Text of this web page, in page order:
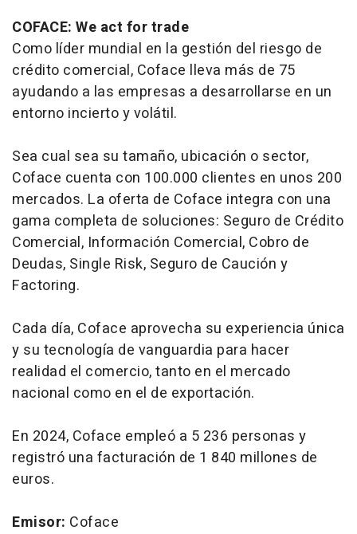
COFACE: We act for trade
Como líder mundial en la gestión del riesgo de
crédito comercial, Coface lleva más de 75
ayudando a las empresas a desarrollarse en un
entorno incierto y volátil.
Sea cual sea su tamaño, ubicación o sector,
Coface cuenta con 100.000 clientes en unos 200
mercados. La oferta de Coface integra con una
gama completa de soluciones: Seguro de Crédito
Comercial, Información Comercial, Cobro de
Deudas, Single Risk, Seguro de Caución y
Factoring.
Cada día, Coface aprovecha su experiencia única
y su tecnología de vanguardia para hacer
realidad el comercio, tanto en el mercado
nacional como en el de exportación.
En 2024, Coface empleó a 5 236 personas y
registró una facturación de 1 840 millones de
euros.
Emisor: Coface